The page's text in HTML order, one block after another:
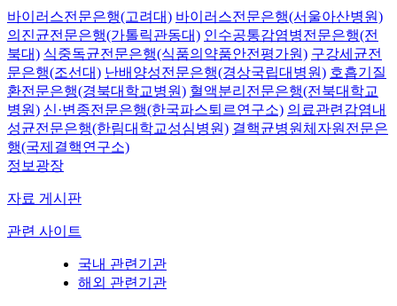
바이러스전문은행(고려대) 바이러스전문은행(서울아산병원)
의진균전문은행(가톨릭관동대) 인수공통감염병전문은행(전
북대) 식중독균전문은행(식품의약품안전평가원) 구강세균전
문은행(조선대) 난배양성전문은행(경상국립대병원) 호흡기질
환전문은행(경북대학교병원) 혈액분리전문은행(전북대학교
병원) 신·변종전문은행(한국파스퇴르연구소) 의료관련감염내
성균전문은행(한림대학교성심병원) 결핵균병원체자원전문은
행(국제결핵연구소)
정보광장
자료 게시판
관련 사이트
국내 관련기관
해외 관련기관